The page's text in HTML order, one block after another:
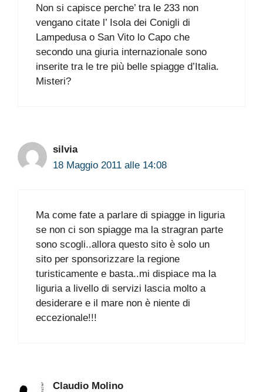
Non si capisce perche’ tra le 233 non
vengano citate l’ Isola dei Conigli di
Lampedusa o San Vito lo Capo che
secondo una giuria internazionale sono
inserite tra le tre più belle spiagge d’Italia.
Misteri?
silvia
18 Maggio 2011 alle 14:08
Ma come fate a parlare di spiagge in liguria
se non ci son spiagge ma la stragran parte
sono scogli..allora questo sito è solo un
sito per sponsorizzare la regione
turisticamente e basta..mi dispiace ma la
liguria a livello di servizi lascia molto a
desiderare e il mare non è niente di
eccezionale!!!
Claudio Molino